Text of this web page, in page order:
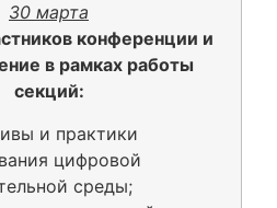
30 марта
конференции и
в рамках работы
секций:
и практики
цифровой
среды;